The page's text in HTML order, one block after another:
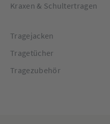
Kraxen & Schultertragen
Tragejacken
Tragetücher
Tragezubehör